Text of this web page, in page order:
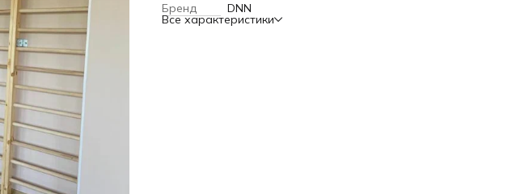
Бренд
DNN
Все характеристики